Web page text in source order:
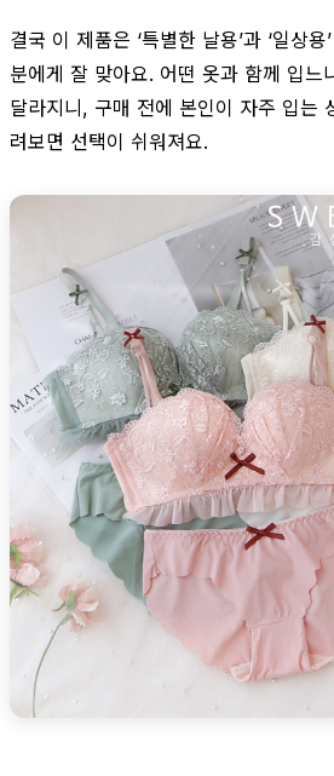
결국 이 제품은 ‘특별한 날용’과 ‘일상
분에게 잘 맞아요. 어떤 옷과 함께 입느
달라지니, 구매 전에 본인이 자주 입는
려보면 선택이 쉬워져요.